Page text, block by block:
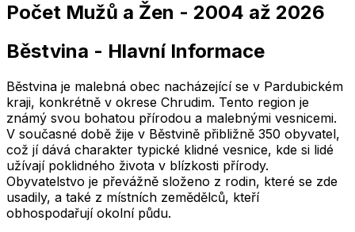
2,005 2,010 2,015 2,020 2,025
2,005 2,010 2,015 2,020 2,025
Počet Mužů a Žen - 2004 až 2026
Běstvina - Hlavní Informace
Běstvina je malebná obec nacházející se v Pardubickém
kraji, konkrétně v okrese Chrudim. Tento region je
známý svou bohatou přírodou a malebnými vesnicemi.
V současné době žije v Běstvině přibližně 350 obyvatel,
což jí dává charakter typické klidné vesnice, kde si lidé
užívají poklidného života v blízkosti přírody.
Obyvatelstvo je převážně složeno z rodin, které se zde
usadily, a také z místních zemědělců, kteří
obhospodařují okolní půdu.